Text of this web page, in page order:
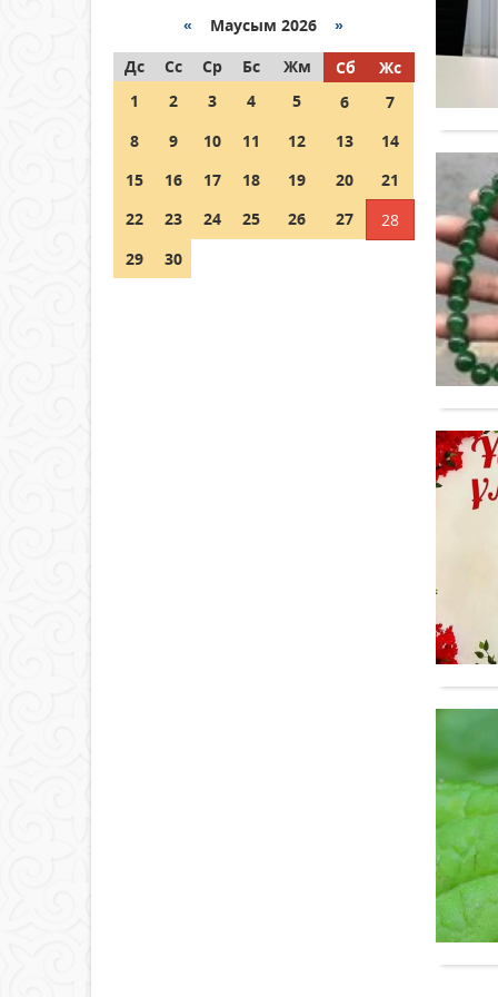
граждане Казахстана,
находящиеся за рубежом?
Шетелде жүрген Қазақстан
азаматтары қалай дауыс
бере алады?
05 тамыз 2026 ж. 144
« Маусым 2026 »
Дс
Сс Ср Бс Жм Сб
Жс
1
2 3 4 5 6
7
8
9 10 11 12 13
14
15
16 17 18 19 20
21
22
23 24 25 26 27
28
29
30